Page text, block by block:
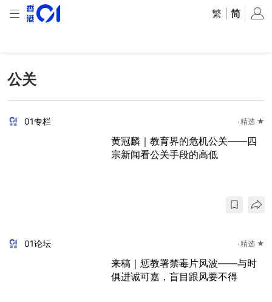
繁 简
公关
01专栏 精选 ★
​黄冠麟｜教育界的危机公关——四
宗新闻看公关手段的高低
01论坛 精选 ★
来稿｜惩教署禁毒片风波——与时
俱进诚可嘉，盲目跟风要不得